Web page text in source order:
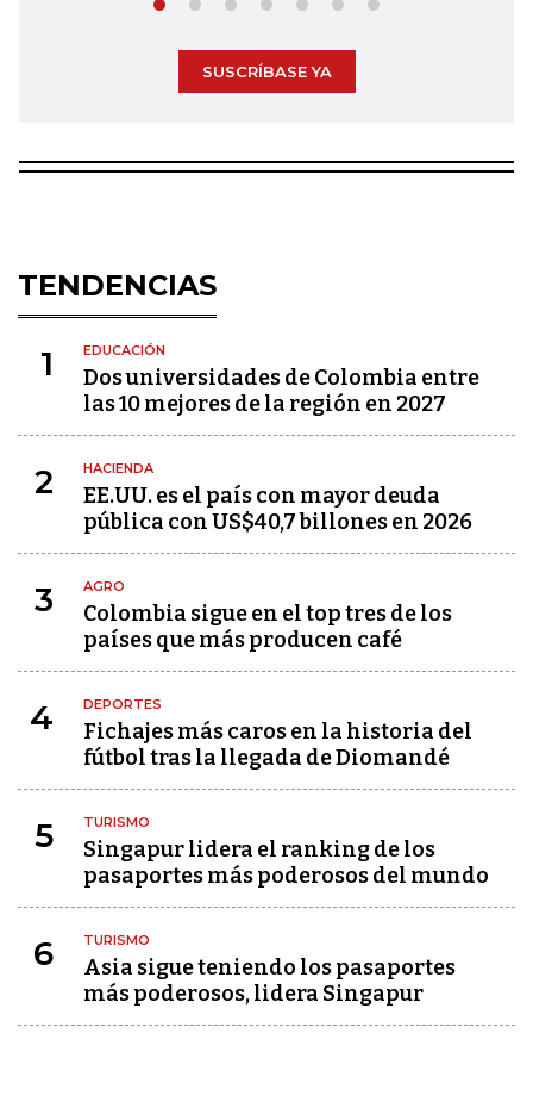
SUSCRÍBASE YA
TENDENCIAS
1 EDUCACIÓN
Dos universidades de Colombia entre
las 10 mejores de la región en 2027
2 HACIENDA
EE.UU. es el país con mayor deuda
pública con US$40,7 billones en 2026
3 AGRO
Colombia sigue en el top tres de los
países que más producen café
4 DEPORTES
Fichajes más caros en la historia del
fútbol tras la llegada de Diomandé
5 TURISMO
Singapur lidera el ranking de los
pasaportes más poderosos del mundo
6 TURISMO
Asia sigue teniendo los pasaportes
más poderosos, lidera Singapur